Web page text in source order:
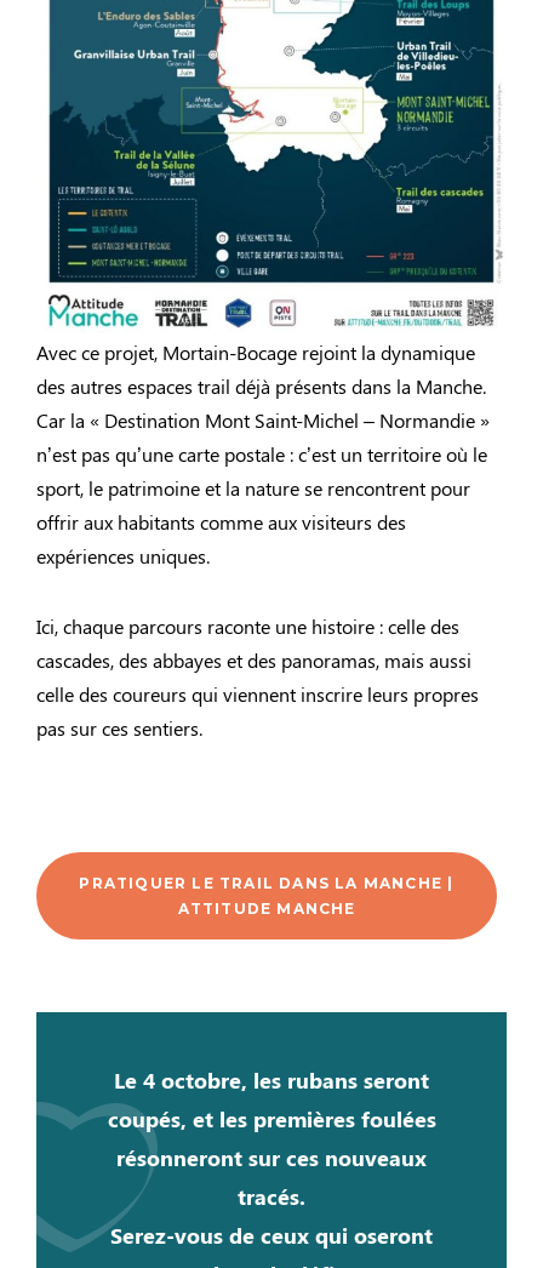
Avec ce projet, Mortain-Bocage rejoint la dynamique
des autres espaces trail déjà présents dans la Manche.
Car la « Destination Mont Saint-Michel – Normandie »
n’est pas qu’une carte postale : c’est un territoire où le
sport, le patrimoine et la nature se rencontrent pour
offrir aux habitants comme aux visiteurs des
expériences uniques.
Ici, chaque parcours raconte une histoire : celle des
cascades, des abbayes et des panoramas, mais aussi
celle des coureurs qui viennent inscrire leurs propres
pas sur ces sentiers.
PRATIQUER LE TRAIL DANS LA MANCHE |
ATTITUDE MANCHE
Le 4 octobre, les rubans seront
coupés, et les premières foulées
résonneront sur ces nouveaux
tracés.
Serez-vous de ceux qui oseront